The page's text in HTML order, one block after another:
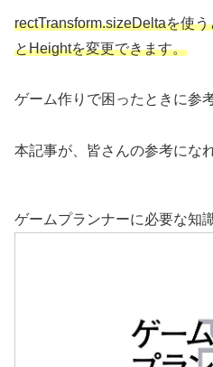
rectTransform.sizeDeltaを使
とHeightを変更できます。
ゲーム作りで困ったときに参
本記事が、皆さんの参考にな
ゲームプランナーに必要な知